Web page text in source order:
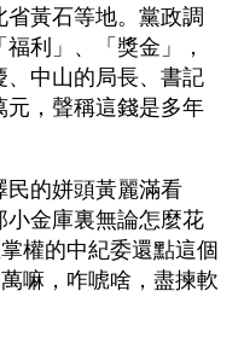
黃石等地。黨政調
利」、「獎金」，
、中山的局長、書記
，聲稱這錢是多年
民的姘頭黃麗滿看
金庫裏無論怎麼花
權的中紀委還點這個
嘛，咋唬啥，盡揀軟